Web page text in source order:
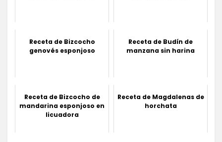
Receta de Bizcocho
genovés esponjoso
Receta de Budín de
manzana sin harina
Receta de Bizcocho de
mandarina esponjoso en
licuadora
Receta de Magdalenas de
horchata